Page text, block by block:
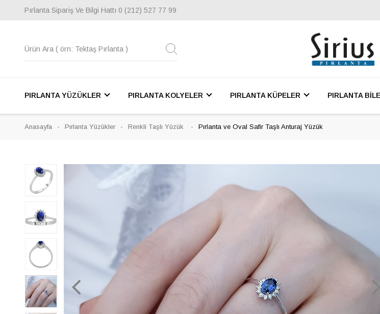
Pırlanta Sipariş Ve Bilgi Hattı 0 (212) 527 77 99
PIRLANTA YÜZÜKLER PIRLANTA KOLYELER PIRLANTA KÜPELER PIRLANTA
Anasayfa Pırlanta Yüzükler Renkli Taşlı Yüzük Pırlanta ve Oval Safir Taşlı Anturaj Yüzük